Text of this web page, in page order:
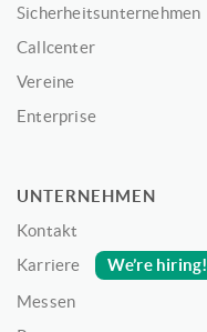
Sicherheitsunternehmen
Callcenter
Vereine
Enterprise
UNTERNEHMEN
Kontakt
Karriere
We’re hiring!
Messen